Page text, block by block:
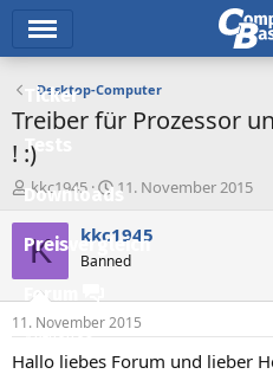
Ticker
Tests
Downloads
Preisvergleich
Forum
Aktuelles
Desktop-Computer
Treiber für Prozessor
! :)
E
r
s
t
e
r
kkc1945
E
r
s
e
l
t
a
11. November 2015
K kkc1945
Banned
11. November 2015
Hallo liebes Forum und lieber